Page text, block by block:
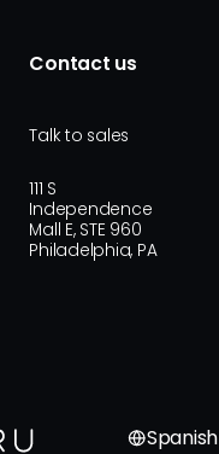
Contact us
Talk to sales
111 S
Independence
Mall E, STE 960
Philadelphia, PA
Spanish